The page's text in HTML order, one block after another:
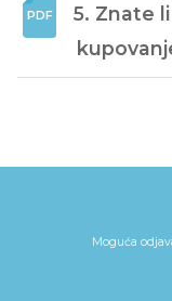
5. Znate
Moguća